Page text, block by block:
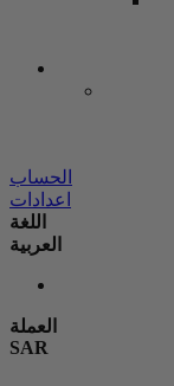
الحساب
اعدادات
اللغة
العربية
العملة
SAR